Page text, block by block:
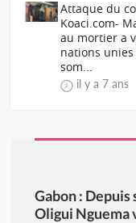
Attaque du
Koaci.com-
au mortier a
nations
som...
il y a 7 ans
Gabon : Depuis
Oligui Nguema